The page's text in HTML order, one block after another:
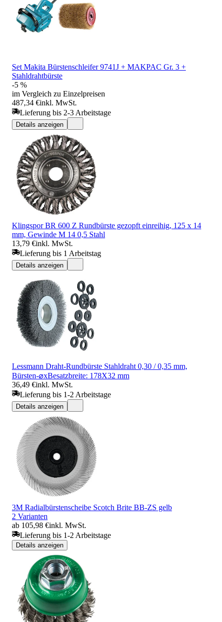
Set Makita Bürstenschleifer 9741J + MAKPAC Gr. 3 +
Stahldrahtbürste
-5 %
im Vergleich zu Einzelpreisen
487,34 €inkl. MwSt.
Lieferung bis 2-3 Arbeitstage
Details anzeigen
Klingspor BR 600 Z Rundbürste gezopft einreihig, 125 x 14
mm, Gewinde M 14 0,5 Stahl
13,79 €inkl. MwSt.
Lieferung bis 1 Arbeitstag
Details anzeigen
Lessmann Draht-Rundbürste Stahldraht 0,30 / 0,35 mm,
Bürsten-⌀xBesatzbreite: 178X32 mm
36,49 €inkl. MwSt.
Lieferung bis 1-2 Arbeitstage
Details anzeigen
3M Radialbürstenscheibe Scotch Brite BB-ZS gelb
2 Varianten
ab 105,98 €inkl. MwSt.
Lieferung bis 1-2 Arbeitstage
Details anzeigen